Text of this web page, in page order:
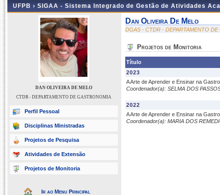
UFPB › SIGAA - Sistema Integrado de Gestão de Atividades
DAN OLIVEIRA DE MELO
CTDR - DEPARTAMENTO DE GASTRONOMIA
Perfil Pessoal
Disciplinas Ministradas
Projetos de Pesquisa
Atividades de Extensão
Projetos de Monitoria
Ir ao Menu Principal
Dan Oliveira De Melo
DGAS - CTDR - DEPARTAMENTO
Projetos de Monitoria
Título
2023
A Arte de Aprender e Ensinar na
Coordenador(a): SELMA DOS
2022
A Arte de Aprender e Ensinar na
Coordenador(a): MARIA DOS